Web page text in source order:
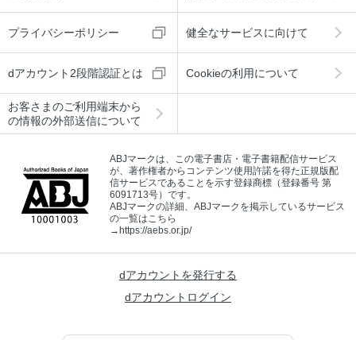
プライバシーポリシー 健全なサービスに向けて
dアカウント2段階認証とは Cookieの利用について
お客さまのご利用端末から
の情報の外部送信について
ABJマークは、この電子書店・電子書籍配信サービス
が、著作権者からコンテンツ使用許諾を得た正規版配
信サービスであることを示す登録商標（登録番号 第
6091713号）です。
ABJマークの詳細、ABJマークを掲示しているサービス
の一覧はこちら
→ https://aebs.or.jp/
dアカウントを発行する
dアカウントログイン